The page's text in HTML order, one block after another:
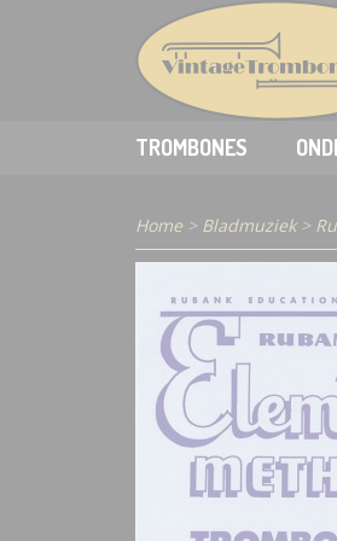
TROMBONES
Home > Bladmuziek>